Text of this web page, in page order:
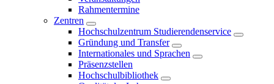
Rahmentermine
Zentren
Hochschulzentrum Studierendenservice
Gründung und Transfer
Internationales und Sprachen
Präsenzstellen
Hochschulbibliothek